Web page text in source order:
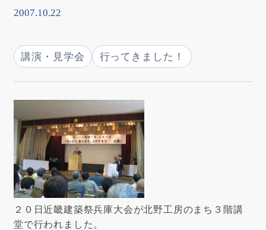
2007.10.22
講演・見学会 行ってきました！
２０日近畿建築祭兵庫大会が北野工房のまち３階講
堂で行われました。